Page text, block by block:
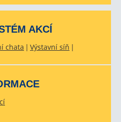
AKCÍ
chata Výstavní síň